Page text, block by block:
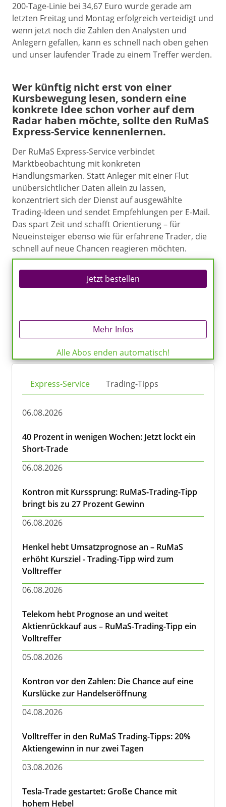
200-Tage-Linie bei 34,67 Euro wurde gerade am
letzten Freitag und Montag erfolgreich verteidigt und
wenn jetzt noch die Zahlen den Analysten und
Anlegern gefallen, kann es schnell nach oben gehen
und unser laufender Trade zu einem Treffer werden.
Wer künftig nicht erst von einer
Kursbewegung lesen, sondern eine
konkrete Idee schon vorher auf dem
Radar haben möchte, sollte den RuMaS
Express-Service kennenlernen.
Der RuMaS Express-Service verbindet
Marktbeobachtung mit konkreten
Handlungsmarken. Statt Anleger mit einer Flut
unübersichtlicher Daten allein zu lassen,
konzentriert sich der Dienst auf ausgewählte
Trading-Ideen und sendet Empfehlungen per E-Mail.
Das spart Zeit und schafft Orientierung – für
Neueinsteiger ebenso wie für erfahrene Trader, die
schnell auf neue Chancen reagieren möchten.
Jetzt bestellen
Mehr Infos
Alle Abos enden automatisch!
Express-Service Trading-Tipps
06.08.2026
40 Prozent in wenigen Wochen: Jetzt lockt ein
Short-Trade
06.08.2026
Kontron mit Kurssprung: RuMaS-Trading-Tipp
bringt bis zu 27 Prozent Gewinn
06.08.2026
Henkel hebt Umsatzprognose an – RuMaS
erhöht Kursziel - Trading-Tipp wird zum
Volltreffer
06.08.2026
Telekom hebt Prognose an und weitet
Aktienrückkauf aus – RuMaS-Trading-Tipp ein
Volltreffer
05.08.2026
Kontron vor den Zahlen: Die Chance auf eine
Kurslücke zur Handelseröffnung
04.08.2026
Volltreffer in den RuMaS Trading-Tipps: 20%
Aktiengewinn in nur zwei Tagen
03.08.2026
Tesla-Trade gestartet: Große Chance mit
hohem Hebel